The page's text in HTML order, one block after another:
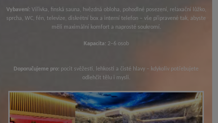
Vybavení: Vířivka, finská sauna, hvězdná obloha, pohodlné posezení, relaxační lůžko,
sprcha, WC, fén, televize, diskrétní box a interní telefon – vše připravené tak, abyste
měli maximální komfort a naprosté soukromí.
Kapacita: 2–6 osob
Doporučujeme pro: pocit svěžesti, lehkosti a čisté hlavy – kdykoliv potřebujete
odlehčit tělu i mysli.